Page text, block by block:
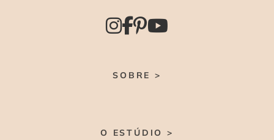
SOBRE >
O ESTÚDIO >